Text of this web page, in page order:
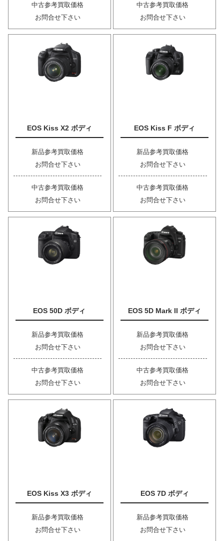
中古参考買取価格
お問合せ下さい
中古参考買取価格
お問合せ下さい
EOS Kiss X2 ボディ
新品参考買取価格
お問合せ下さい
中古参考買取価格
お問合せ下さい
EOS Kiss F ボディ
新品参考買取価格
お問合せ下さい
中古参考買取価格
お問合せ下さい
EOS 50D ボディ
新品参考買取価格
お問合せ下さい
中古参考買取価格
お問合せ下さい
EOS 5D Mark II ボディ
新品参考買取価格
お問合せ下さい
中古参考買取価格
お問合せ下さい
EOS Kiss X3 ボディ
新品参考買取価格
お問合せ下さい
EOS 7D ボディ
新品参考買取価格
お問合せ下さい